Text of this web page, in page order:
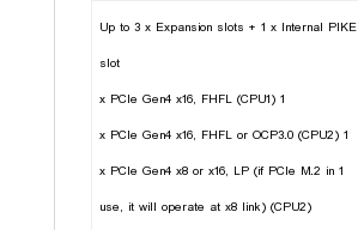
Up to 3 x Expansion slots + 1 x Internal PIKE
slot
1 x PCIe Gen4 x16, FHFL (CPU1)
1 x PCIe Gen4 x16, FHFL or OCP3.0 (CPU2)
1 x PCIe Gen4 x8 or x16, LP (if PCIe M.2 in
use, it will operate at x8 link) (CPU2)